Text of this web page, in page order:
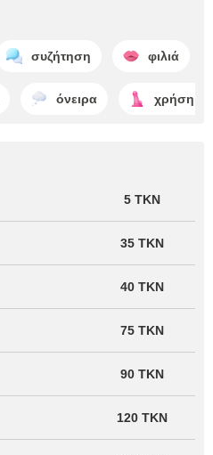
συζήτηση φιλιά
όνειρα χρήση
5 TKN
35 TKN
40 TKN
75 TKN
90 TKN
120 TKN